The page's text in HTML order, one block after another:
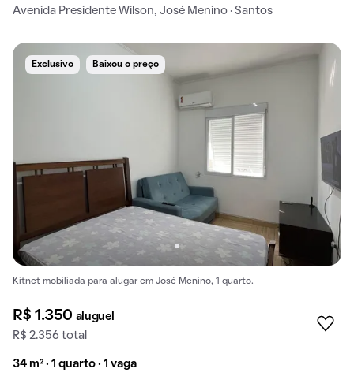
Avenida Presidente Wilson, José Menino · Santos
Exclusivo Baixou o preço
Kitnet mobiliada para alugar em José Menino, 1 quarto.
R$ 1.350 aluguel
R$ 2.356 total
34 m² · 1 quarto · 1 vaga